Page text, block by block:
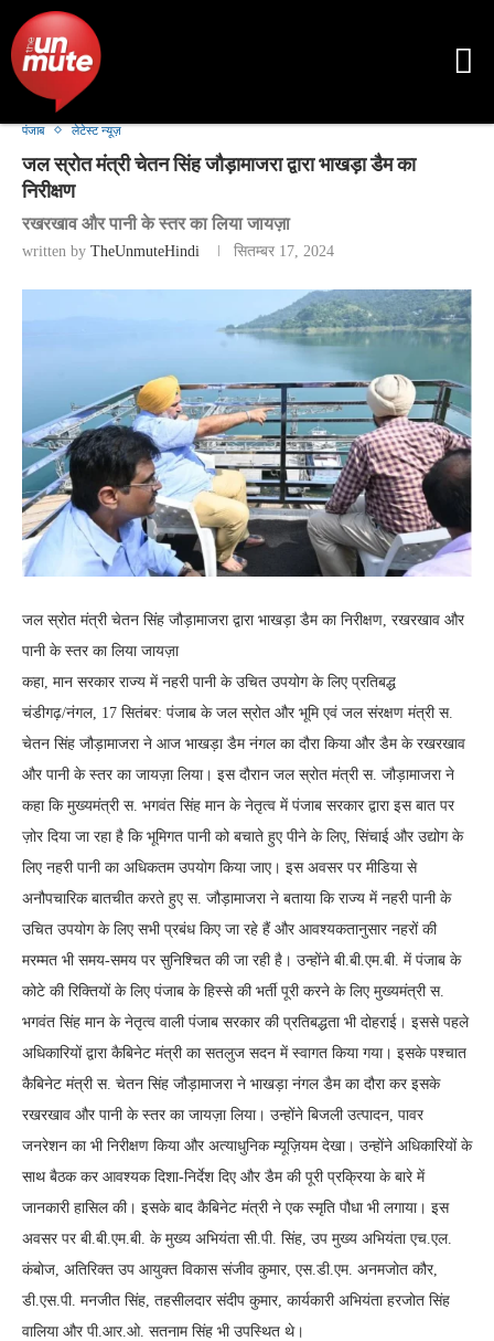
पंजाब लेटेस्ट न्यूज़
जल स्रोत मंत्री चेतन सिंह जौड़ामाजरा द्वारा भाखड़ा डैम का
निरीक्षण
रखरखाव और पानी के स्तर का लिया जायज़ा
written by TheUnmuteHindi सितम्बर 17, 2024
जल स्रोत मंत्री चेतन सिंह जौड़ामाजरा द्वारा भाखड़ा डैम का निरीक्षण, रखरखाव और
पानी के स्तर का लिया जायज़ा
कहा, मान सरकार राज्य में नहरी पानी के उचित उपयोग के लिए प्रतिबद्ध
चंडीगढ़/नंगल, 17 सितंबर: पंजाब के जल स्रोत और भूमि एवं जल संरक्षण मंत्री स.
चेतन सिंह जौड़ामाजरा ने आज भाखड़ा डैम नंगल का दौरा किया और डैम के रखरखाव
और पानी के स्तर का जायज़ा लिया। इस दौरान जल स्रोत मंत्री स. जौड़ामाजरा ने
कहा कि मुख्यमंत्री स. भगवंत सिंह मान के नेतृत्व में पंजाब सरकार द्वारा इस बात पर
ज़ोर दिया जा रहा है कि भूमिगत पानी को बचाते हुए पीने के लिए, सिंचाई और उद्योग के
लिए नहरी पानी का अधिकतम उपयोग किया जाए। इस अवसर पर मीडिया से
अनौपचारिक बातचीत करते हुए स. जौड़ामाजरा ने बताया कि राज्य में नहरी पानी के
उचित उपयोग के लिए सभी प्रबंध किए जा रहे हैं और आवश्यकतानुसार नहरों की
मरम्मत भी समय-समय पर सुनिश्चित की जा रही है। उन्होंने बी.बी.एम.बी. में पंजाब के
कोटे की रिक्तियों के लिए पंजाब के हिस्से की भर्ती पूरी करने के लिए मुख्यमंत्री स.
भगवंत सिंह मान के नेतृत्व वाली पंजाब सरकार की प्रतिबद्धता भी दोहराई। इससे पहले
अधिकारियों द्वारा कैबिनेट मंत्री का सतलुज सदन में स्वागत किया गया। इसके पश्चात
कैबिनेट मंत्री स. चेतन सिंह जौड़ामाजरा ने भाखड़ा नंगल डैम का दौरा कर इसके
रखरखाव और पानी के स्तर का जायज़ा लिया। उन्होंने बिजली उत्पादन, पावर
जनरेशन का भी निरीक्षण किया और अत्याधुनिक म्यूज़ियम देखा। उन्होंने अधिकारियों के
साथ बैठक कर आवश्यक दिशा-निर्देश दिए और डैम की पूरी प्रक्रिया के बारे में
जानकारी हासिल की। इसके बाद कैबिनेट मंत्री ने एक स्मृति पौधा भी लगाया। इस
अवसर पर बी.बी.एम.बी. के मुख्य अभियंता सी.पी. सिंह, उप मुख्य अभियंता एच.एल.
कंबोज, अतिरिक्त उप आयुक्त विकास संजीव कुमार, एस.डी.एम. अनमजोत कौर,
डी.एस.पी. मनजीत सिंह, तहसीलदार संदीप कुमार, कार्यकारी अभियंता हरजोत सिंह
वालिया और पी.आर.ओ. सतनाम सिंह भी उपस्थित थे।